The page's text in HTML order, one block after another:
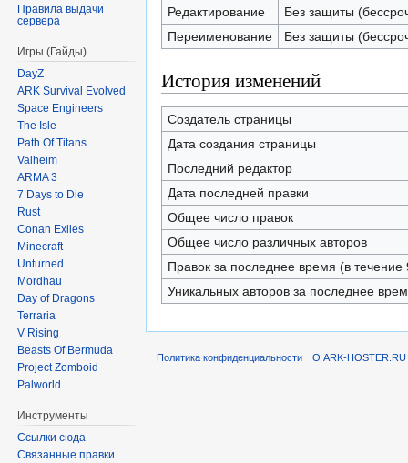
Редактирование
Без защиты
Переименование
Без защиты
История изменений
Создатель страницы
Дата создания страницы
Последний редактор
Дата последней правки
Общее число правок
Общее число различных авторов
Правок за последнее время (в течение
Уникальных авторов за последнее
Правила выдачи
сервера
Игры (Гайды)
DayZ
ARK Survival Evolved
Space Engineers
The Isle
Path Of Titans
Valheim
ARMA 3
7 Days to Die
Rust
Conan Exiles
Minecraft
Unturned
Mordhau
Day of Dragons
Terraria
V Rising
Beasts Of Bermuda
Project Zomboid
Palworld
Инструменты
Ссылки сюда
Связанные правки
Политика конфиденциальности О ARK-HOSTER.RU